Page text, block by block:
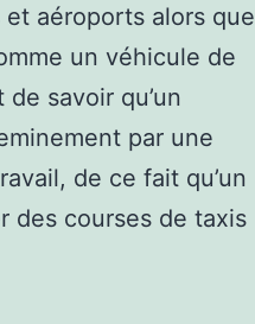
aéroports alors que
un véhicule de
savoir qu’un
par une
de ce fait qu’un
des courses de taxis